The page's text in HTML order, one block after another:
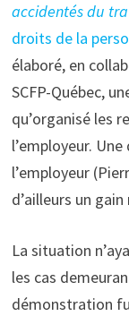
accidentés du
droits de la
élaboré, en
SCFP-Québec,
qu’organisé les
l’employeur.
l’employeur
d’ailleurs un gain
La situation
les cas
démonstration